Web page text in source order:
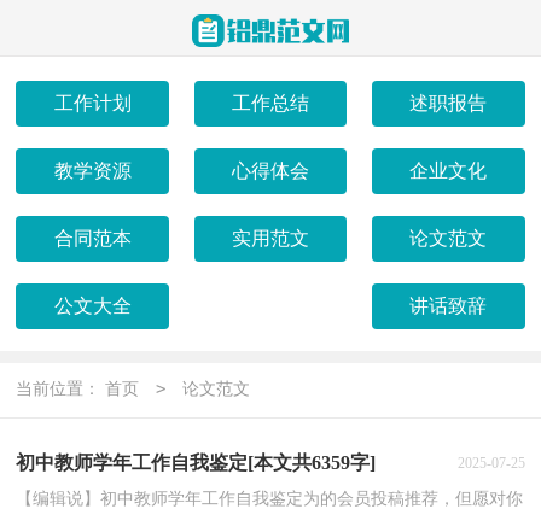
工作计划 工作总结 述职报告
教学资源 心得体会 企业文化
合同范本 实用范文 论文范文
公文大全 讲话致辞
当前位置： 首页 > 论文范文
初中教师学年工作自我鉴定[本文共6359字] 2025-07-25
【编辑说】初中教师学年工作自我鉴定为的会员投稿推荐，但愿对你